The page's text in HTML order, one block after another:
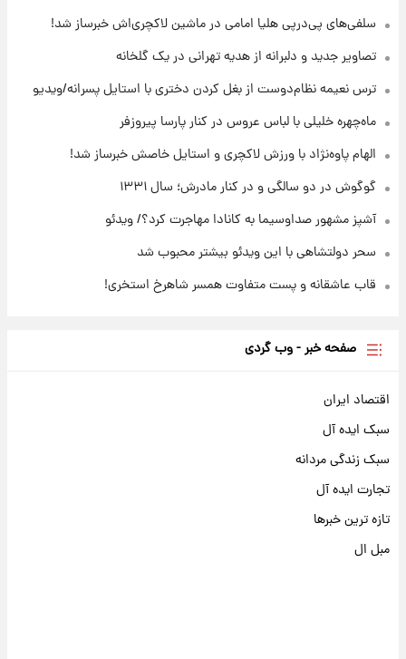
۱۹ ساعت پیش
با قدرتمندترین و بادوام ترین تانک جهان آشنا
شوید+ فیلم
۲۰ ساعت پیش
سلفی‌های پی‌درپی هلیا امامی در ماشین لاکچری‌اش خبرساز شد!
تصاویر جدید و دلبرانه از هدیه تهرانی در یک گلخانه
ترس نعیمه نظام‌دوست از بغل کردن دختری با استایل پسرانه/ویدیو
ماه‌چهره خلیلی با لباس عروس در کنار پارسا پیروزفر
الهام پاوه‌نژاد با ورزش لاکچری و استایل خاصش خبرساز شد!
گوگوش در دو سالگی و در کنار مادرش؛ سال ۱۳۳۱
آشپز مشهور صداوسیما به کانادا مهاجرت کرد؟/ ویدئو
سحر دولتشاهی با این ویدئو بیشتر محبوب شد
قاب عاشقانه و پست متفاوت همسر شاهرخ استخری!
صفحه خبر - وب گردی
اقتصاد ایران
سبک ایده آل
سبک زندگی مردانه
تجارت ایده آل
تازه ترین خبرها
مبل ال